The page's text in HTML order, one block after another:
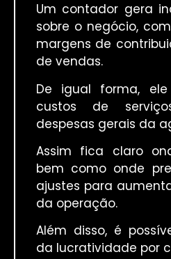
Um contador gera
sobre o negócio,
margens de
de vendas.
De igual forma,
custos de
despesas gerais da
Assim fica claro
bem como onde
ajustes para
da operação.
Além disso, é
da lucratividade por